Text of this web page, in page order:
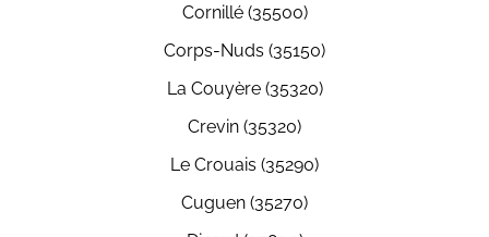
Cornillé (35500)
Corps-Nuds (35150)
La Couyère (35320)
Crevin (35320)
Le Crouais (35290)
Cuguen (35270)